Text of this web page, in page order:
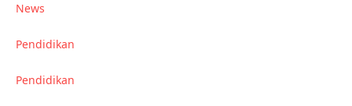
News
Pendidikan
Pendidikan